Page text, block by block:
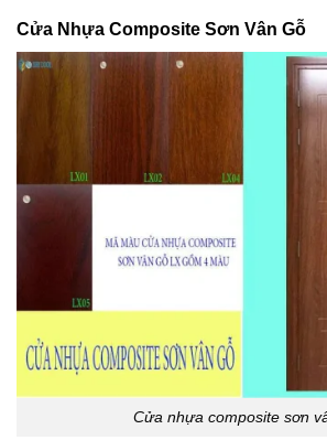
Cửa Nhựa Composite Sơn Vân Gỗ
Cửa nhựa composite sơn